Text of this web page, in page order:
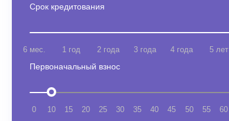
Срок кредитования
6 мес. 1 год 2 года 3 года 4 года 5 лет
Первоначальный взнос
0 10 15 20 25 30 35 40 45 50 55 60